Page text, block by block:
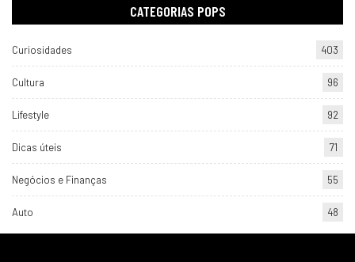
CATEGORIAS POPS
Curiosidades 403
Cultura 96
Lifestyle 92
Dicas úteis 71
Negócios e Finanças 55
Auto 48